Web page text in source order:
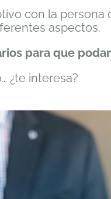
con la persona
aspectos.
para que
¿te interesa?